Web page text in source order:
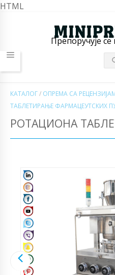
HTML
Препоручује се
КАТАЛОГ/ ОПРЕМА СА
ТАБЛЕТИРАЊЕ ФАРМАЦЕУТСКИХ
РОТАЦИОНА